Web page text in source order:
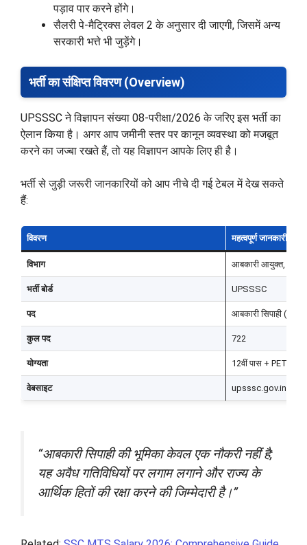
पड़ाव पार करने होंगे।
सैलरी पे-मैट्रिक्स लेवल 2 के अनुसार दी जाएगी, जिसमें अन्य
सरकारी भत्ते भी जुड़ेंगे।
भर्ती का संक्षिप्त विवरण (Overview)
UPSSSC ने विज्ञापन संख्या 08-परीक्षा/2026 के जरिए इस भर्ती का
ऐलान किया है। अगर आप जमीनी स्तर पर कानून व्यवस्था को मजबूत
करने का जज्बा रखते हैं, तो यह विज्ञापन आपके लिए ही है।
भर्ती से जुड़ी जरूरी जानकारियों को आप नीचे दी गई टेबल में देख सकते
हैं:
विवरण महत्वपूर्ण जानकारी
विभाग आबकारी आयुक्त, उत्तर
भर्ती बोर्ड UPSSSC
पद आबकारी सिपाही
कुल पद 722
योग्यता 12वीं पास + PET
वेबसाइट upsssc.gov.in
“आबकारी सिपाही की भूमिका केवल एक नौकरी नहीं है;
यह अवैध गतिविधियों पर लगाम लगाने और राज्य के
आर्थिक हितों की रक्षा करने की जिम्मेदारी है।”